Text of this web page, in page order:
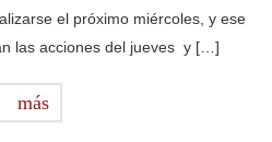
el próximo miércoles, y ese
las acciones del jueves y […]
más